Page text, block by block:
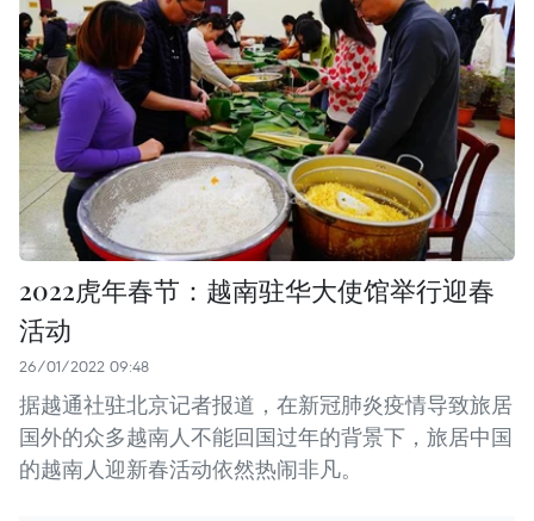
2022虎年春节：越南驻华大使馆举行迎春
活动
26/01/2022 09:48
据越通社驻北京记者报道，在新冠肺炎疫情导致旅居
国外的众多越南人不能回国过年的背景下，旅居中国
的越南人迎新春活动依然热闹非凡。